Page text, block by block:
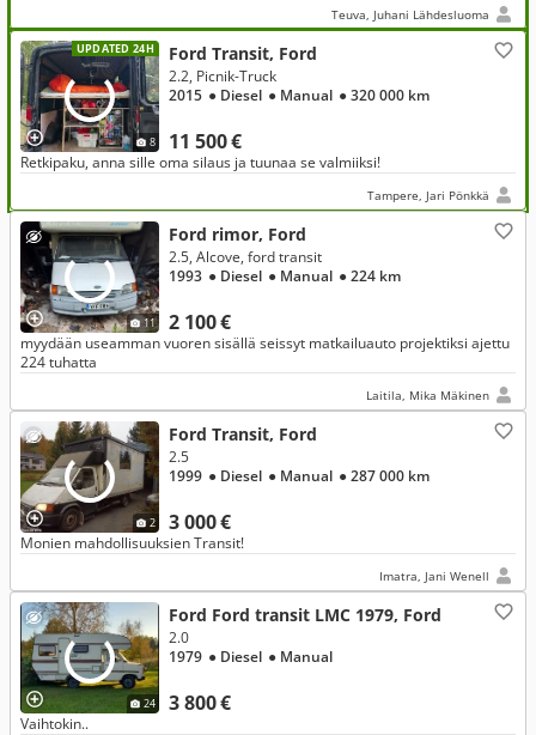
Teuva, Juhani Lähdesluoma
UPDATED 24H
8
Ford Transit, Ford
11 500 €
2.2, Picnik-Truck
2015 ● Diesel ● Manual ● 320 000 km
Retkipaku, anna sille oma silaus ja tuunaa se valmiiksi!
Tampere, Jari Pönkkä
11
Ford rimor, Ford
2 100 €
2.5, Alcove, ford transit
1993 ● Diesel ● Manual ● 224 km
myydään useamman vuoren sisällä seissyt matkailuauto projektiksi ajettu
224 tuhatta
Laitila, Mika Mäkinen
2
Ford Transit, Ford
3 000 €
2.5
1999 ● Diesel ● Manual ● 287 000 km
Monien mahdollisuuksien Transit!
Imatra, Jani Wenell
24
Ford Ford transit LMC 1979, Ford
3 800 €
2.0
1979 ● Diesel ● Manual
Vaihtokin..